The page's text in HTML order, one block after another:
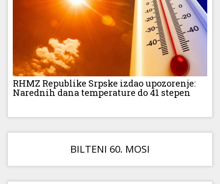
RHMZ Republike Srpske izdao upozorenje:
Narednih dana temperature do 41 stepen
BILTENI 60. MOSI